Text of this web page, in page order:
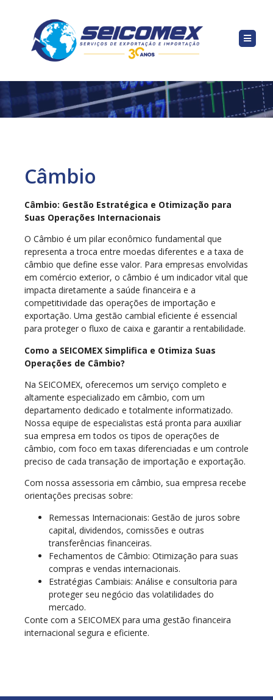
Câmbio
Câmbio: Gestão Estratégica e Otimização para
Suas Operações Internacionais
O Câmbio é um pilar econômico fundamental que
representa a troca entre moedas diferentes e a taxa de
câmbio que define esse valor. Para empresas envolvidas
em comércio exterior, o câmbio é um indicador vital que
impacta diretamente a saúde financeira e a
competitividade das operações de importação e
exportação. Uma gestão cambial eficiente é essencial
para proteger o fluxo de caixa e garantir a rentabilidade.
Como a SEICOMEX Simplifica e Otimiza Suas
Operações de Câmbio?
Na SEICOMEX, oferecemos um serviço completo e
altamente especializado em câmbio, com um
departamento dedicado e totalmente informatizado.
Nossa equipe de especialistas está pronta para auxiliar
sua empresa em todos os tipos de operações de
câmbio, com foco em taxas diferenciadas e um controle
preciso de cada transação de importação e exportação.
Com nossa assessoria em câmbio, sua empresa recebe
orientações precisas sobre:
Remessas Internacionais: Gestão de juros sobre
capital, dividendos, comissões e outras
transferências financeiras.
Fechamentos de Câmbio: Otimização para suas
compras e vendas internacionais.
Estratégias Cambiais: Análise e consultoria para
proteger seu negócio das volatilidades do
mercado.
Conte com a SEICOMEX para uma gestão financeira
internacional segura e eficiente.